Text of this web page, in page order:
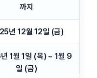
까지
년 12월 12일 (금)
1월 1일 (목) ~ 1월 9
일 (금)